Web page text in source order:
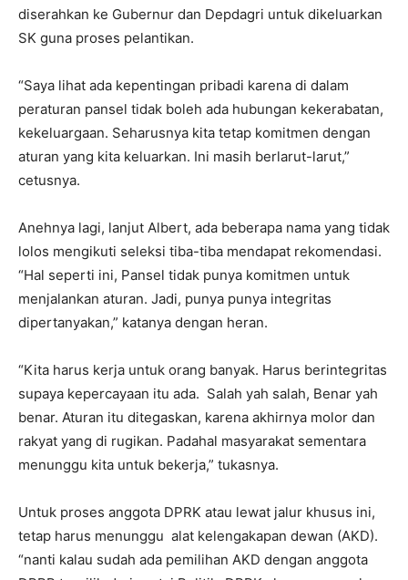
diserahkan ke Gubernur dan Depdagri untuk dikeluarkan
SK guna proses pelantikan.
“Saya lihat ada kepentingan pribadi karena di dalam
peraturan pansel tidak boleh ada hubungan kekerabatan,
kekeluargaan. Seharusnya kita tetap komitmen dengan
aturan yang kita keluarkan. Ini masih berlarut-larut,”
cetusnya.
Anehnya lagi, lanjut Albert, ada beberapa nama yang tidak
lolos mengikuti seleksi tiba-tiba mendapat rekomendasi.
“Hal seperti ini, Pansel tidak punya komitmen untuk
menjalankan aturan. Jadi, punya punya integritas
dipertanyakan,” katanya dengan heran.
“Kita harus kerja untuk orang banyak. Harus berintegritas
supaya kepercayaan itu ada. Salah yah salah, Benar yah
benar. Aturan itu ditegaskan, karena akhirnya molor dan
rakyat yang di rugikan. Padahal masyarakat sementara
menunggu kita untuk bekerja,” tukasnya.
Untuk proses anggota DPRK atau lewat jalur khusus ini,
tetap harus menunggu alat kelengakapan dewan (AKD).
“nanti kalau sudah ada pemilihan AKD dengan anggota